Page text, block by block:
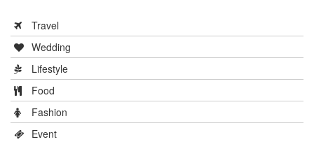
Travel
Wedding
Lifestyle
Food
Fashion
Event